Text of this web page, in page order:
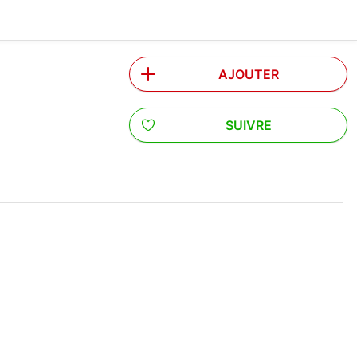
AJOUTER
SUIVRE